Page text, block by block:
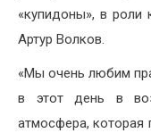
«купидоны», в роли
Артур Волков.
«Мы очень любим
в этот день в
атмосфера,